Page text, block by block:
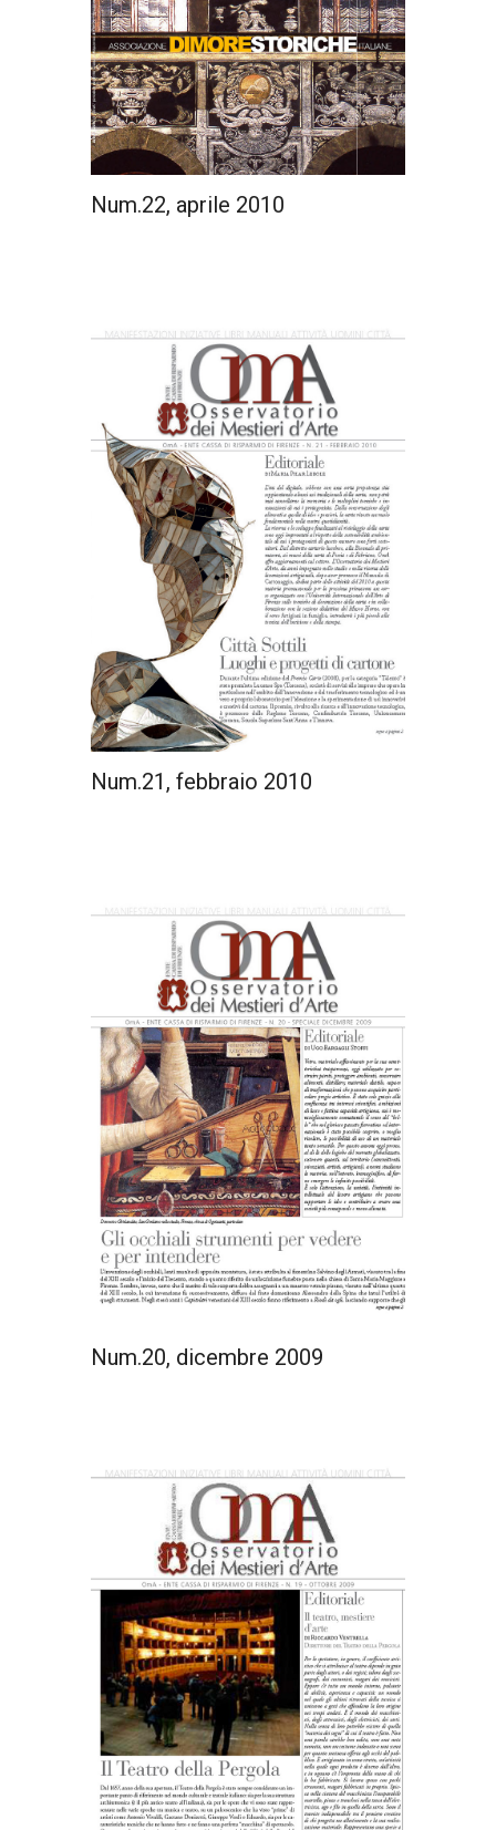
Num.22, aprile 2010
Num.21, febbraio 2010
Num.20, dicembre 2009